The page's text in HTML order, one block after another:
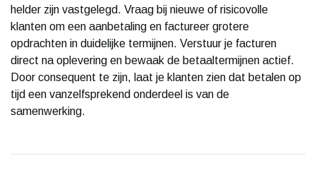
helder zijn vastgelegd. Vraag bij nieuwe of risicovolle
klanten om een aanbetaling en factureer grotere
opdrachten in duidelijke termijnen. Verstuur je facturen
direct na oplevering en bewaak de betaaltermijnen actief.
Door consequent te zijn, laat je klanten zien dat betalen op
tijd een vanzelfsprekend onderdeel is van de
samenwerking.